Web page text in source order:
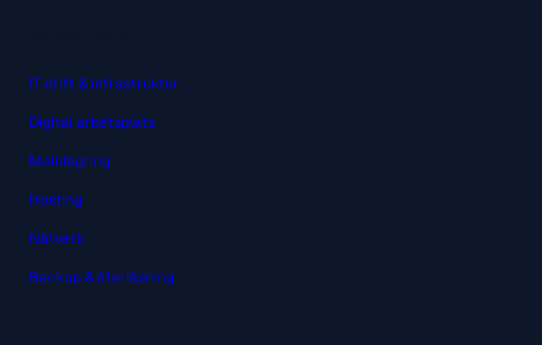
IT drift & infrastruktur
Digital arbetsplats
Molnlagring
Hosting
Nätverk
Backup & återläsning